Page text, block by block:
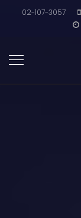
02-107-3057